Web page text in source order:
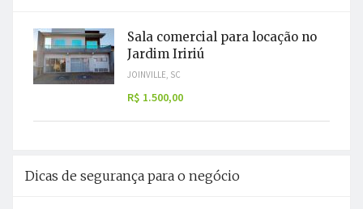
Sala comercial para locação no
Jardim Iririú
JOINVILLE, SC
R$ 1.500,00
Dicas de segurança para o negócio